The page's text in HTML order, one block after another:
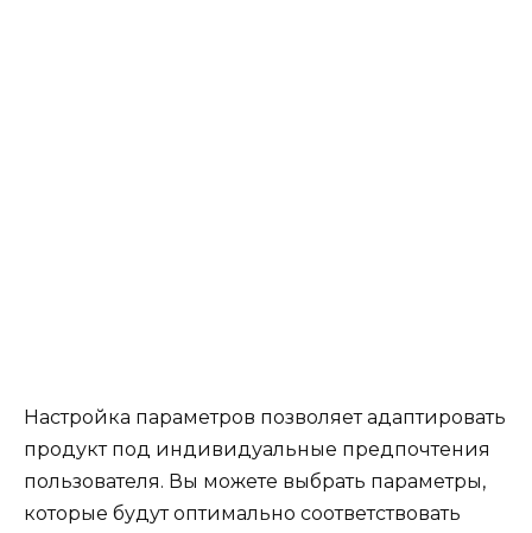
Настройка параметров позволяет адаптировать
продукт под индивидуальные предпочтения
пользователя. Вы можете выбрать параметры,
которые будут оптимально соответствовать